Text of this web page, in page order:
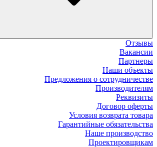
Отзывы
Вакансии
Партнеры
Наши объекты
Предложения о сотрудничестве
Производителям
Реквизиты
Договор оферты
Условия возврата товара
Гарантийные обязательства
Наше производство
Проектировщикам